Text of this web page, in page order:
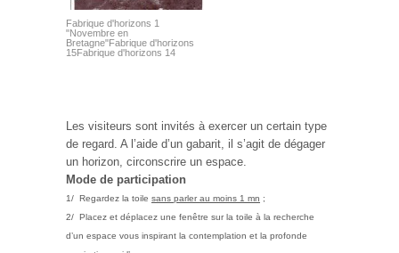
Fabrique d'horizons 1
"Novembre en
Bretagne"Fabrique d'horizons
15Fabrique d'horizons 14
Les visiteurs sont invités à exercer un certain type
de regard. A l’aide d’un gabarit, il s’agit de dégager
un horizon, circonscrire un espace.
Mode de participation
1/ Regardez la toile sans parler au moins 1 mn ;
2/ Placez et déplacez une fenêtre sur la toile à la recherche
d’un espace vous inspirant la contemplation et la profonde